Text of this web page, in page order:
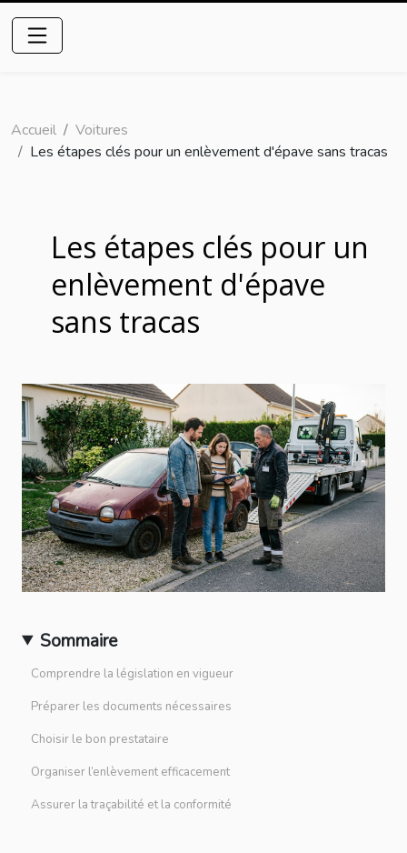
Accueil
Voitures
Les étapes clés pour un enlèvement d'épave sans tracas
Les étapes clés pour un
enlèvement d'épave
sans tracas
Sommaire
Comprendre la législation en vigueur
Préparer les documents nécessaires
Choisir le bon prestataire
Organiser l’enlèvement efficacement
Assurer la traçabilité et la conformité